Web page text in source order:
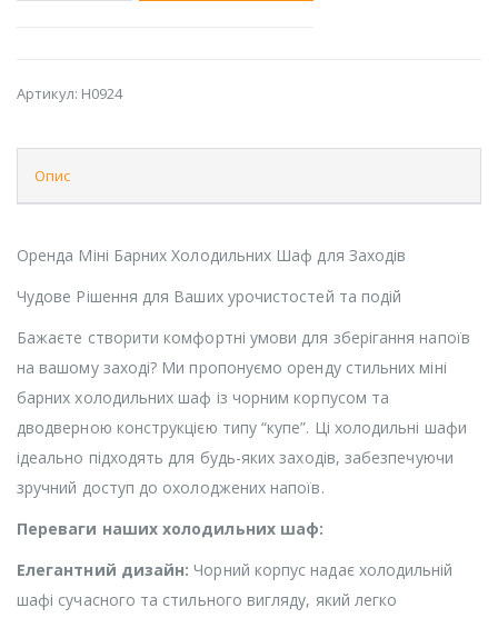
Артикул: H0924
Опис
Оренда Міні Барних Холодильних Шаф для Заходів
Чудове Рішення для Ваших урочистостей та подій
Бажаєте створити комфортні умови для зберігання напоїв
на вашому заході? Ми пропонуємо оренду стильних міні
барних холодильних шаф із чорним корпусом та
дводверною конструкцією типу “купе”. Ці холодильні шафи
ідеально підходять для будь-яких заходів, забезпечуючи
зручний доступ до охолоджених напоїв.
Переваги наших холодильних шаф:
Елегантний дизайн: Чорний корпус надає холодильній
шафі сучасного та стильного вигляду, який легко